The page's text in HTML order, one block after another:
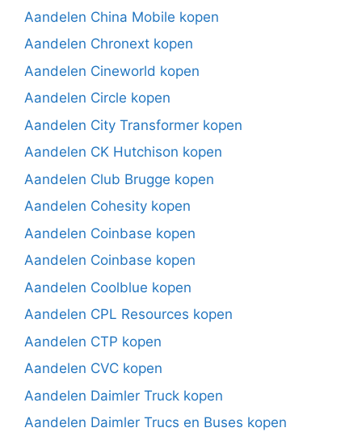
Aandelen China Mobile kopen
Aandelen Chronext kopen
Aandelen Cineworld kopen
Aandelen Circle kopen
Aandelen City Transformer kopen
Aandelen CK Hutchison kopen
Aandelen Club Brugge kopen
Aandelen Cohesity kopen
Aandelen Coinbase kopen
Aandelen Coinbase kopen
Aandelen Coolblue kopen
Aandelen CPL Resources kopen
Aandelen CTP kopen
Aandelen CVC kopen
Aandelen Daimler Truck kopen
Aandelen Daimler Trucs en Buses kopen